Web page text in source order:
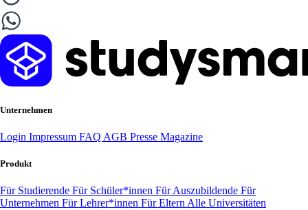
Unternehmen
Login Impressum FAQ AGB Presse Magazine
Produkt
Für Studierende Für Schüler*innen Für Auszubildende Für
Unternehmen Für Lehrer*innen Für Eltern Alle Universitäten